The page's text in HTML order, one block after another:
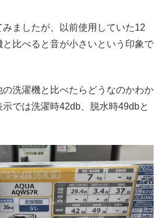
ましたが、以前使用していた12
比べると音が小さいという印象で
洗濯機と比べたらどうなのかわか
では洗濯時42db、脱水時49dbと